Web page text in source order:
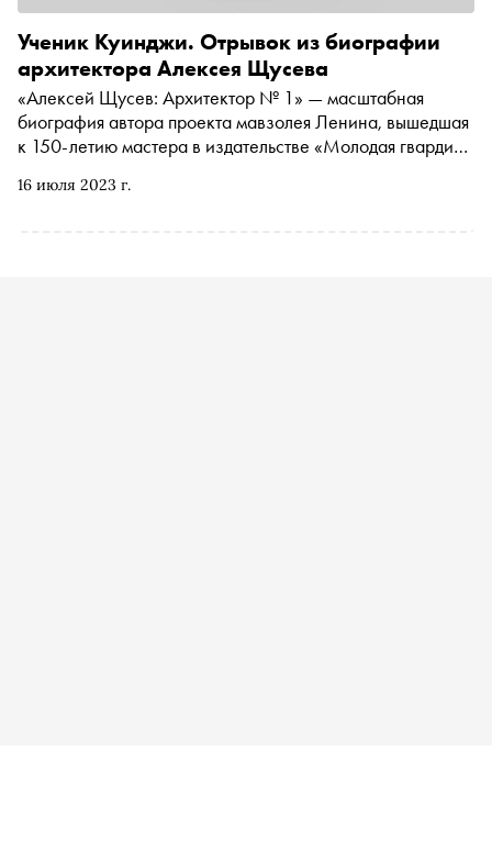
16 июля 2023 г.
Ученик Куинджи. Отрывок из биографии
архитектора Алексея Щусева
«Алексей Щусев: Архитектор № 1» — масштабная
биография автора проекта мавзолея Ленина, вышедшая
к 150-летию мастера в издательстве «Молодая гвардия».
историка Александра Васькина, посвященную учебе